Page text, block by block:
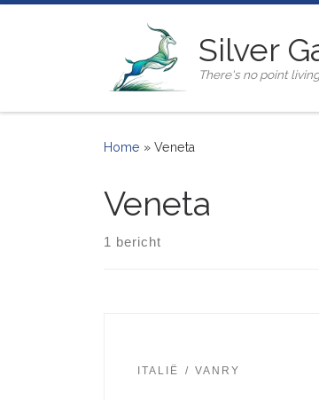
Silver
There's no point
Home » Veneta
Veneta
1 bericht
ITALIË VANRY